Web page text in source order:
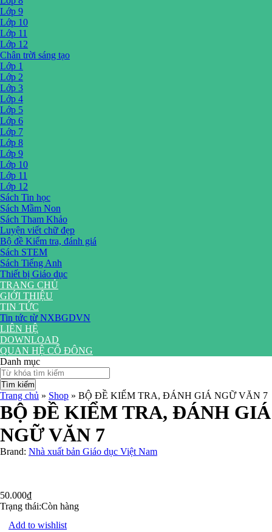
Lớp 9
Lớp 10
Lớp 11
Lớp 12
Chân trời sáng tạo
Lớp 1
Lớp 2
Lớp 3
Lớp 4
Lớp 5
Lớp 6
Lớp 7
Lớp 8
Lớp 9
Lớp 10
Lớp 11
Lớp 12
Sách Tin học
Sách Mầm Non
Sách Tham Khảo
Luyện viết chữ đẹp
Bộ đề Kiểm tra, đánh giá
Sách STEM
Sách Tiếng Anh
Thiết bị Giáo dục
TRANG CHỦ
GIỚI THIỆU
TIN TỨC
Tin tức từ NXBGDVN
LIÊN HỆ
DOWNLOAD
QUAN HỆ CỔ ĐÔNG
Danh mục
Tìm kiếm
Trang chủ » Shop » BỘ ĐỀ KIỂM TRA, ĐÁNH GIÁ NGỮ VĂN 7
BỘ ĐỀ KIỂM TRA, ĐÁNH GIÁ
NGỮ VĂN 7
Brand: Nhà xuất bản Giáo dục Việt Nam
50.000₫
Trạng thái:Còn hàng
Add to wishlist